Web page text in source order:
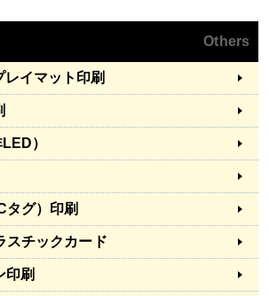
Others
イマット印刷
）
タグ）印刷
スチックカード
印刷